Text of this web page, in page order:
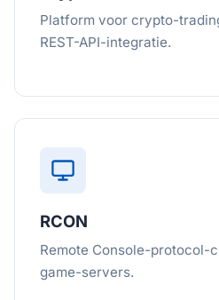
Platform voor crypto-
REST-API-integratie.
RCON
Remote Console-protocol-
game-servers.